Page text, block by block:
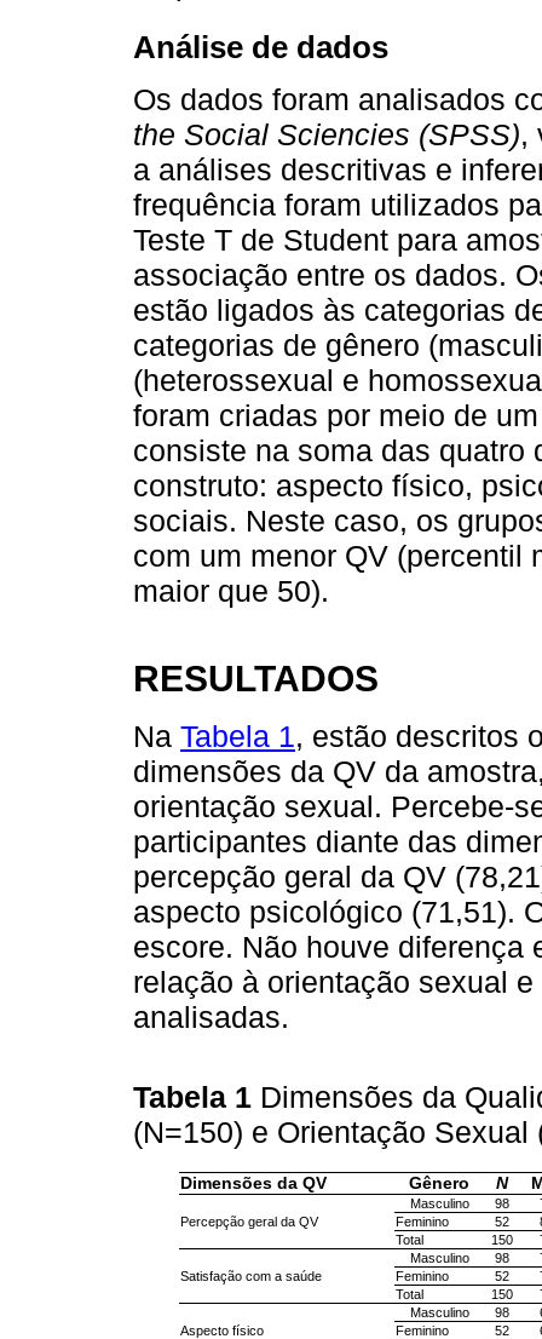
Análise de dados
Os dados foram analisados
the Social Sciencies (SPSS),
a análises descritivas e
frequência foram utilizados
Teste T de Student para
associação entre os dados.
estão ligados às categorias
categorias de gênero
(heterossexual e
foram criadas por meio de
consiste na soma das quatro
construto: aspecto físico,
sociais. Neste caso, os
com um menor QV (percentil
maior que 50).
RESULTADOS
Na Tabela 1, estão descritos
dimensões da QV da
orientação sexual. Percebe-
participantes diante das
percepção geral da QV
aspecto psicológico (71,51).
escore. Não houve diferença
relação à orientação sexual
analisadas.
Tabela 1 Dimensões da
(N=150) e Orientação
Dimensões da QV Gênero N
Percepção geral da QV
Masculino 98
Feminino
52
Total
150
Satisfação com a saúde
Masculino 98
Feminino
52
Total
150
Aspecto físico
Masculino 98
Feminino
52